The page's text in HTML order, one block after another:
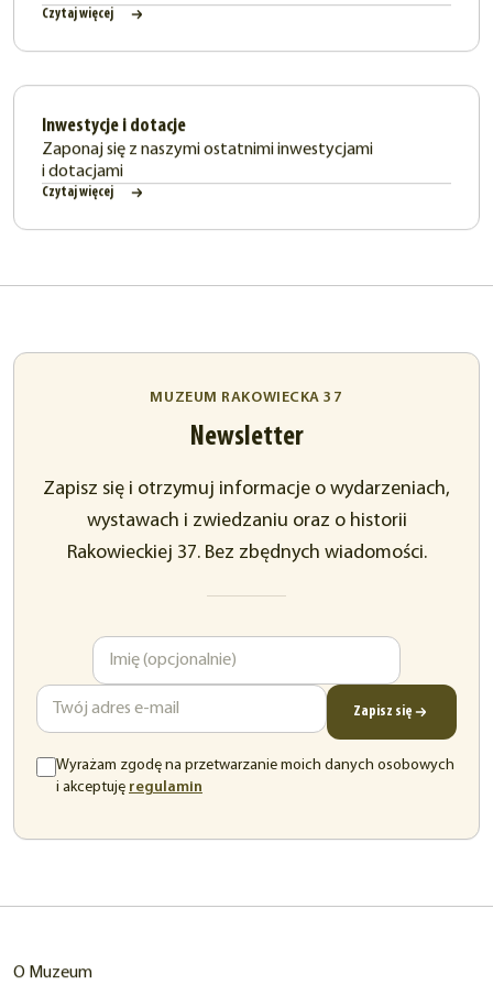
Czytaj więcej
Inwestycje i dotacje
Zaponaj się z naszymi ostatnimi inwestycjami
i dotacjami
Czytaj więcej
MUZEUM RAKOWIECKA 37
Newsletter
Zapisz się i otrzymuj informacje o wydarzeniach,
wystawach i zwiedzaniu oraz o historii
Rakowieckiej 37. Bez zbędnych wiadomości.
Zapisz się
Wyrażam zgodę na przetwarzanie moich danych osobowych
i akceptuję regulamin
O Muzeum